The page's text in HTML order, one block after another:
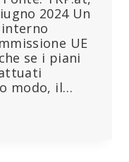
2024 Un
UE
se i piani
modo, il…